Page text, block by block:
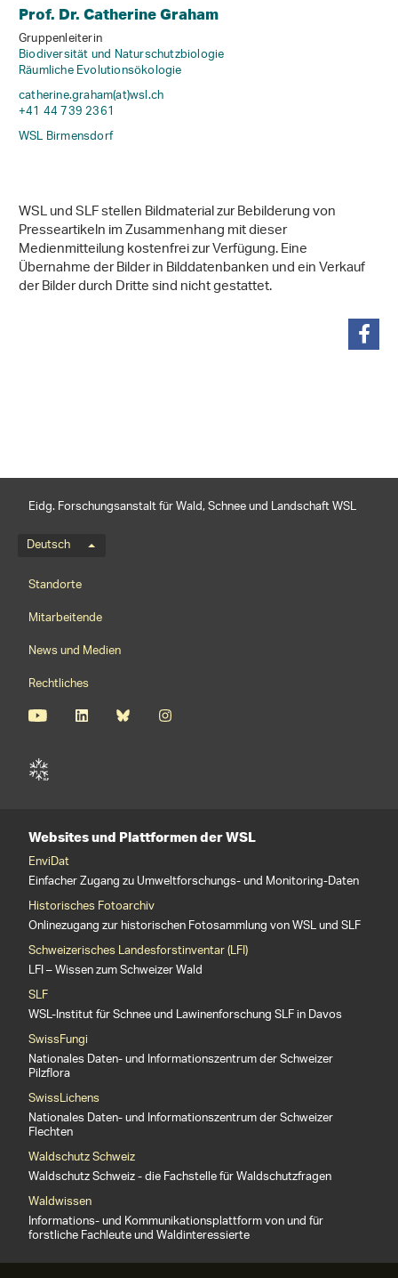
Prof. Dr. Catherine Graham
Gruppenleiterin
Biodiversität und Naturschutzbiologie
Räumliche Evolutionsökologie
catherine.graham(at)wsl.ch
+41 44 739 2361
WSL Birmensdorf
WSL und SLF stellen Bildmaterial zur Bebilderung von
Presseartikeln im Zusammenhang mit dieser
Medienmitteilung kostenfrei zur Verfügung. Eine
Übernahme der Bilder in Bilddatenbanken und ein Verkauf
der Bilder durch Dritte sind nicht gestattet.
Eidg. Forschungsanstalt für Wald, Schnee und Landschaft WSL
Sprachmenü
Deutsch
Footernavigation
Standorte
Mitarbeitende
News und Medien
Rechtliches
Websites und Plattformen der WSL
EnviDat
Einfacher Zugang zu Umweltforschungs- und Monitoring-Daten
Historisches Fotoarchiv
Onlinezugang zur historischen Fotosammlung von WSL und SLF
Schweizerisches Landesforstinventar (LFI)
LFI – Wissen zum Schweizer Wald
SLF
WSL-Institut für Schnee und Lawinenforschung SLF in Davos
SwissFungi
Nationales Daten- und Informationszentrum der Schweizer
Pilzflora
SwissLichens
Nationales Daten- und Informationszentrum der Schweizer
Flechten
Waldschutz Schweiz
Waldschutz Schweiz - die Fachstelle für Waldschutzfragen
Waldwissen
Informations- und Kommunikationsplattform von und für
forstliche Fachleute und Waldinteressierte